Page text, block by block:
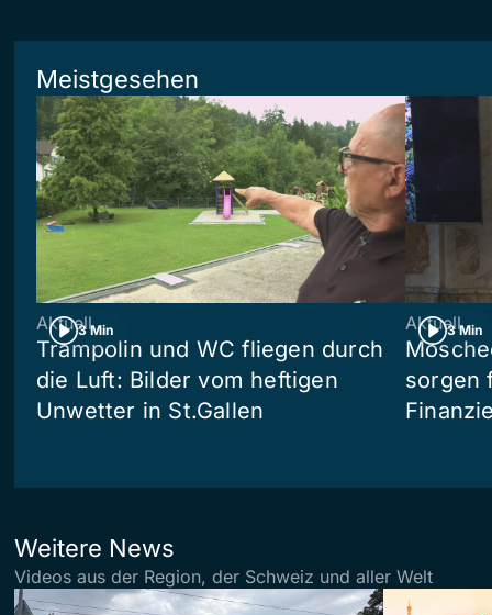
Meistgesehen
3 Min
Aktuell
Trampolin und WC fliegen durch
die Luft: Bilder vom heftigen
Unwetter in St.Gallen
3 Min
Aktuell
sorgen
Weitere News
Videos aus der Region, der Schweiz und aller Welt